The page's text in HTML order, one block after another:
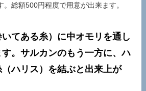
。総額500円程度で用意が出来ます。
てある糸）に中オモリを通し
。サルカンのもう一方に、ハ
（ハリス）を結ぶと出来上が